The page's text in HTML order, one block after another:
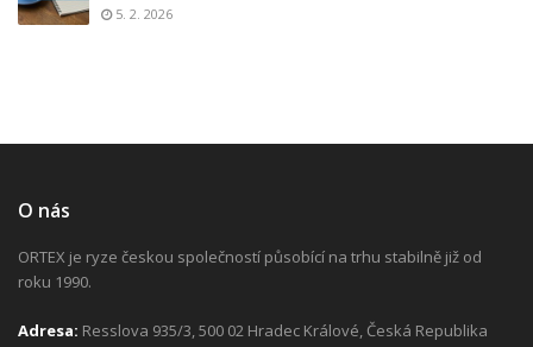
5. 2. 2026
O nás
ORTEX je ryze českou společností působící na trhu stabilně již od
roku 1990.
Adresa: Resslova 935/3, 500 02 Hradec Králové, Česká Republika